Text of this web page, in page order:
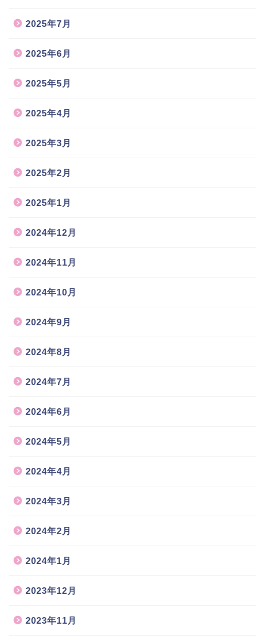
2025年7月
2025年6月
2025年5月
2025年4月
2025年3月
2025年2月
2025年1月
2024年12月
2024年11月
2024年10月
2024年9月
2024年8月
2024年7月
2024年6月
2024年5月
2024年4月
2024年3月
2024年2月
2024年1月
2023年12月
2023年11月